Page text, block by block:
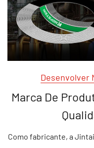
Desenvolver
Marca De
Como fabricante, a